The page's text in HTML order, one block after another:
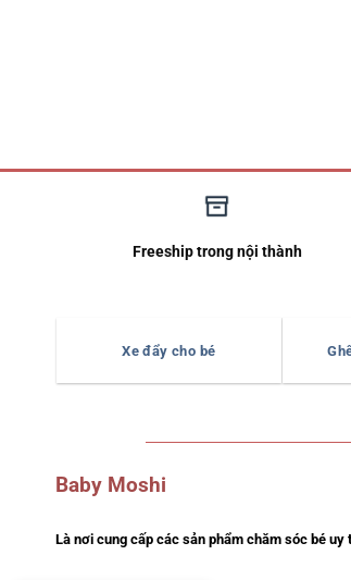
Freeship trong nội thành
Xe đẩy cho bé
Baby Moshi
Là nơi cung cấp các sản phẩm chăm sóc bé